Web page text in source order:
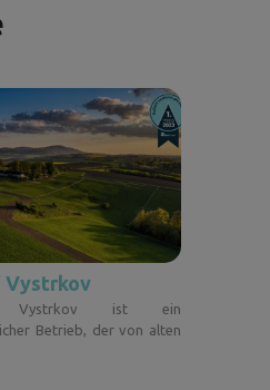
Vystrkov
ist ein
Betrieb, der von alten